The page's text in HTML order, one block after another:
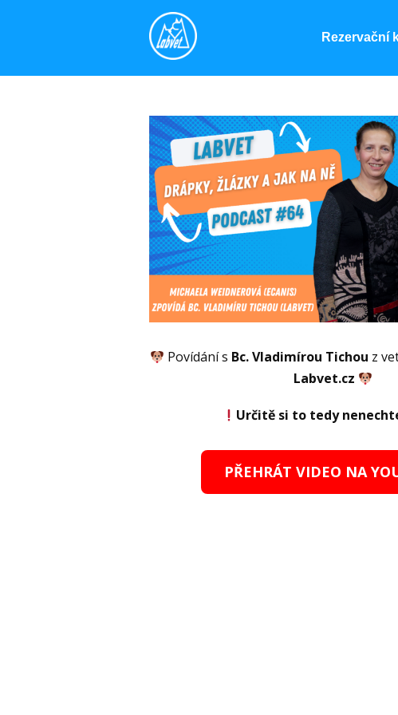
Rezervační
Povídání s Bc. Vladimírou Tichou z
Labvet.cz
Určitě si to tedy
PŘEHRÁT VIDEO NA